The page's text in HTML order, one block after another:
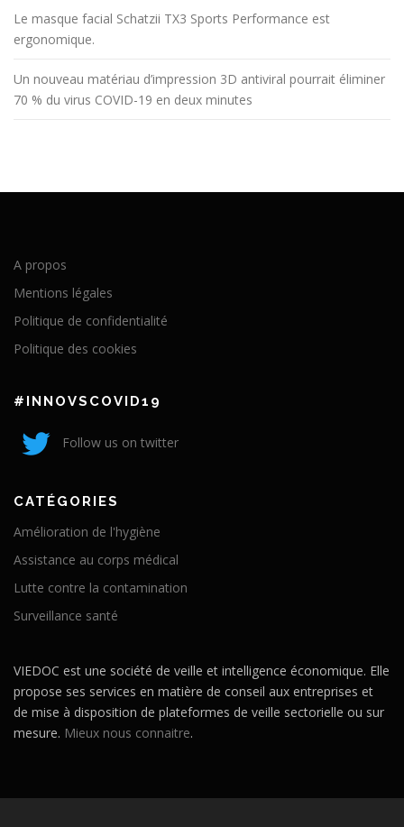
Le masque facial Schatzii TX3 Sports Performance est
ergonomique.
Un nouveau matériau d’impression 3D antiviral pourrait éliminer
70 % du virus COVID-19 en deux minutes
A propos
Mentions légales
Politique de confidentialité
Politique des cookies
#INNOVSCOVID19
Follow us on twitter
CATÉGORIES
Amélioration de l'hygiène
Assistance au corps médical
Lutte contre la contamination
Surveillance santé
VIEDOC est une société de veille et intelligence économique. Elle
propose ses services en matière de conseil aux entreprises et
de mise à disposition de plateformes de veille sectorielle ou sur
mesure. Mieux nous connaitre.